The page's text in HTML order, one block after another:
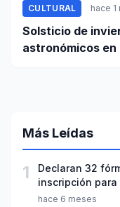
CULTURAL hace 1
Solsticio de
astronómicos
Más Leídas
1
Declaran 32
inscripción
hace 6 meses